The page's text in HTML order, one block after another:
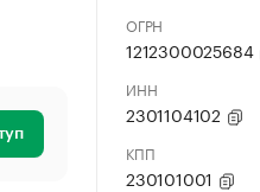
ОГРН
1212300025684
ИНН
2301104102
КПП
230101001